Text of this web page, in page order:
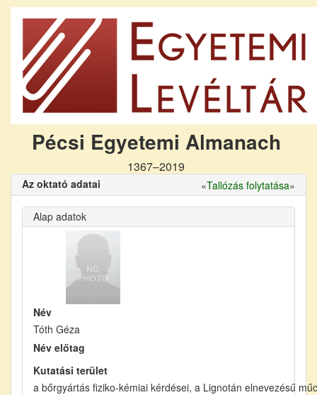
Pécsi Egyetemi Almanach
1367–2019
Az oktató adatai «Tallózás folytatása»
Alap adatok
Név
Tóth Géza
Név előtag
Kutatási terület
a bőrgyártás fiziko-kémiai kérdései, a Lignotán elnevezésű